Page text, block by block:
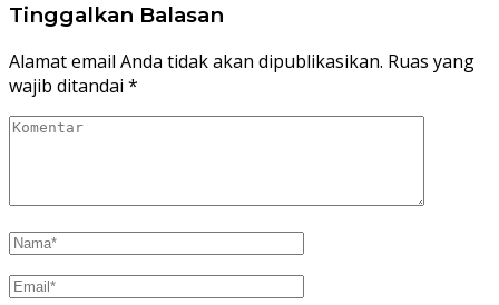
Tinggalkan Balasan
Alamat email Anda tidak akan dipublikasikan. Ruas yang
wajib ditandai *